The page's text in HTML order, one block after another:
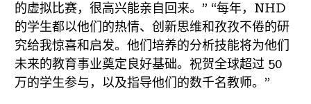
的虚拟比赛，很高兴能亲自回来。” “每年，NHD
的学生都以他们的热情、创新思维和孜孜不倦的研
究给我惊喜和启发。他们培养的分析技能将为他们
未来的教育事业奠定良好基础。祝贺全球超过 50
万的学生参与，以及指导他们的数千名教师。”